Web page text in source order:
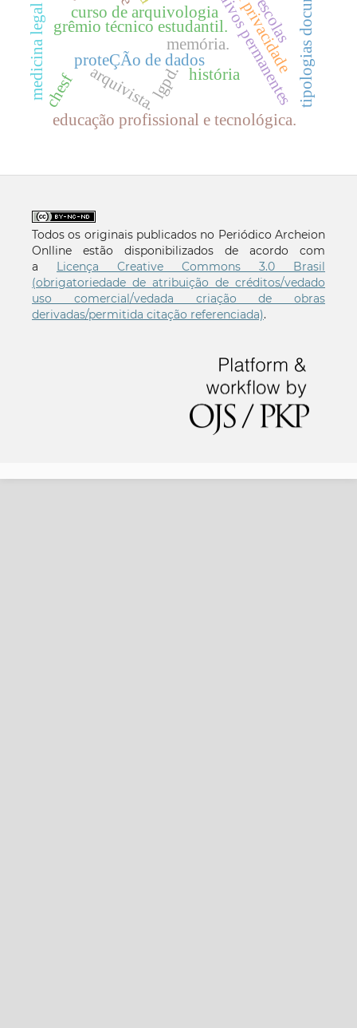
curso de arquivologiaarquivos permanentes
proteÇÃo de dados
lgpd.
arquivista.
memória.
educação profissional e tecnológica.
grêmio técnico estudantil. escolas
medicina legalchesf história
Todos os originais publicados no Periódico Archeion
Onlline estão disponibilizados de acordo com
a Licença Creative Commons 3.0 Brasil
(obrigatoriedade de atribuição de créditos/vedado
uso comercial/vedada criação de obras
derivadas/permitida citação referenciada).